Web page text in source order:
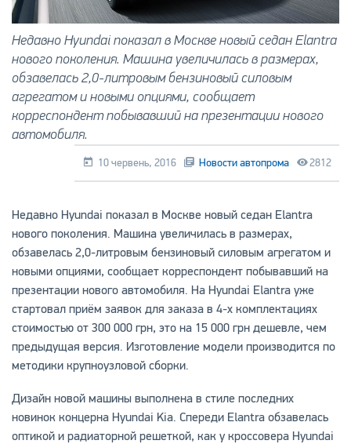
Недавно Hyundai показал в Москве новый седан Elantra
нового поколения. Машина увеличилась в размерах,
обзавелась 2,0-литровым бензиновый силовым
агрегатом и новыми опциями, сообщает
корреспондент побывавший на презентации нового
автомобиля.
10 червень, 2016 Новости автопрома 2812
Недавно Hyundai показал в Москве новый седан Elantra
нового поколения. Машина увеличилась в размерах,
обзавелась 2,0-литровым бензиновый силовым агрегатом и
новыми опциями, сообщает корреспондент побывавший на
презентации нового автомобиля. На Hyundai Elantra уже
стартовал приём заявок для заказа в 4-х комплектациях
стоимостью от 300 000 грн, это на 15 000 грн дешевле, чем
предыдущая версия. Изготовление модели производится по
методики крупноузловой сборки.
Дизайн новой машины выполнена в стиле последних
новинок концерна Hyundai Kia. Спереди Elantra обзавелась
оптикой и радиаторной решеткой, как у кроссовера Hyundai